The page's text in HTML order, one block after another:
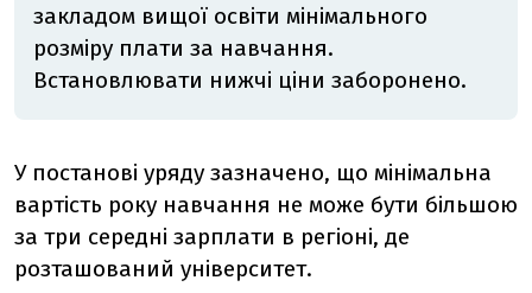
закладом вищої освіти мінімального
розміру плати за навчання.
Встановлювати нижчі ціни заборонено.
У постанові уряду зазначено, що мінімальна
вартість року навчання не може бути більшою
за три середні зарплати в регіоні, де
розташований університет.